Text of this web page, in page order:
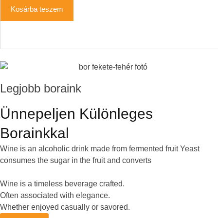
alapjánKosárba teszem
Legjobb boraink
Ünnepeljen Különleges
Borainkkal
Wine is an alcoholic drink made from fermented fruit Yeast
consumes the sugar in the fruit and converts
Wine is a timeless beverage crafted.
Often associated with elegance.
Whether enjoyed casually or savored.